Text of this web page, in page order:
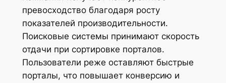
превосходство благодаря росту
показателей производительности.
Поисковые системы принимают скорость
отдачи при сортировке порталов.
Пользователи реже оставляют быстрые
порталы, что повышает конверсию и